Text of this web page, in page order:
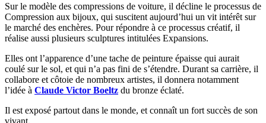
Sur le modèle des compressions de voiture, il décline le processus de
Compression aux bijoux, qui suscitent aujourd’hui un vit intérêt sur
le marché des enchères. Pour répondre à ce processus créatif, il
réalise aussi plusieurs sculptures intitulées Expansions.
Elles ont l’apparence d’une tache de peinture épaisse qui aurait
coulé sur le sol, et qui n’a pas fini de s’étendre. Durant sa carrière, il
collabore et côtoie de nombreux artistes, il donnera notamment
l’idée à Claude Victor Boeltz du bronze éclaté.
Il est exposé partout dans le monde, et connaît un fort succès de son
vivant.